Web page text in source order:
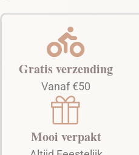
Gratis verzending
Vanaf €50
Mooi verpakt